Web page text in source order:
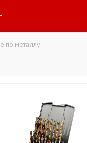
по металлу